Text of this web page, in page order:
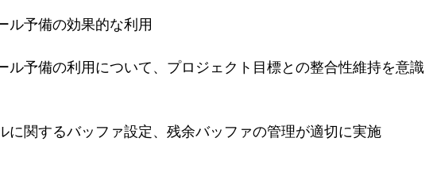
予備の効果的な利用
予備の利用について、プロジェクト目標との整合性維持を意識
関するバッファ設定、残余バッファの管理が適切に実施